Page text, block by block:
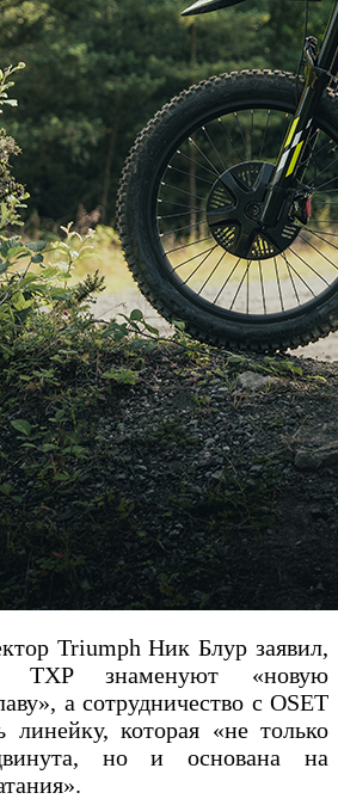
Triumph Ник Блур заявил,
TXP знаменуют «новую
а сотрудничество с OSET
линейку, которая «не только
но и основана на